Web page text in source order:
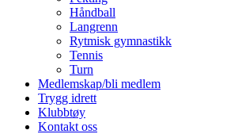
Håndball
Langrenn
Rytmisk gymnastikk
Tennis
Turn
Medlemskap/bli medlem
Trygg idrett
Klubbtøy
Kontakt oss